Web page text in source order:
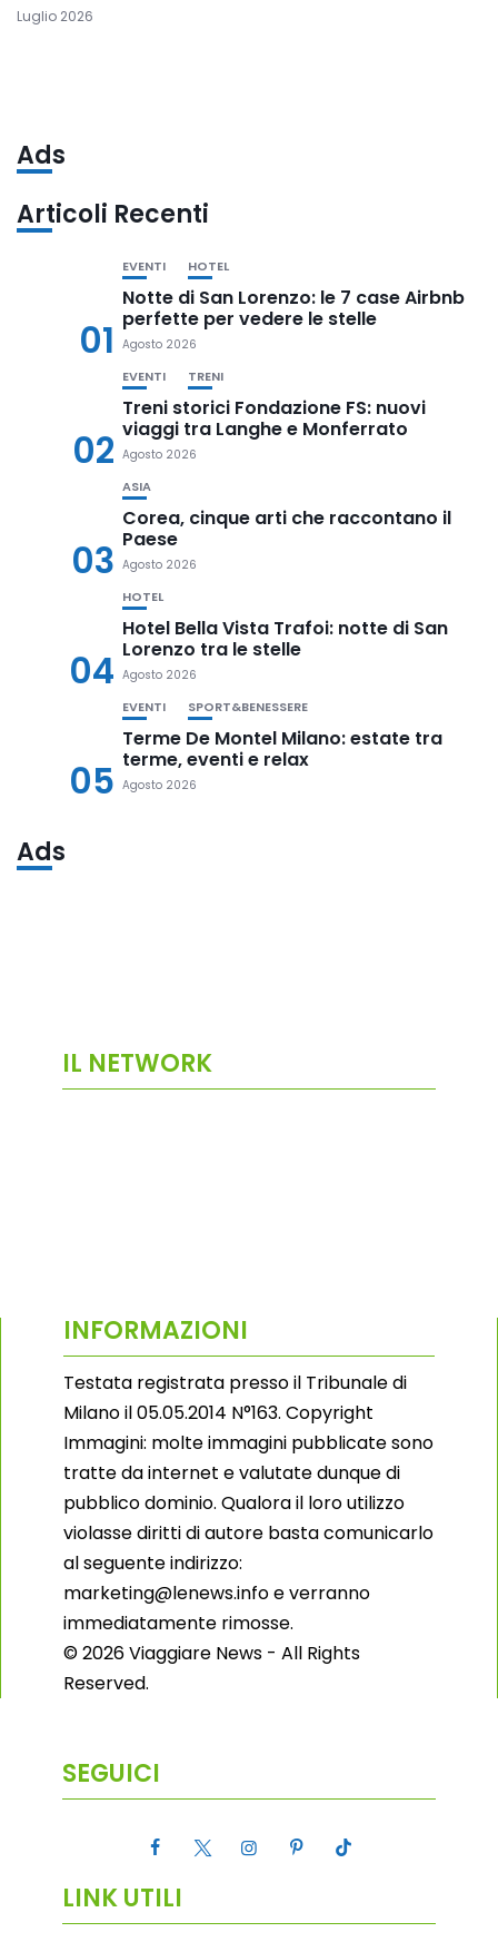
Luglio 2026
Ads
Articoli Recenti
01
EVENTI HOTEL
Notte di San Lorenzo: le 7 case Airbnb
perfette per vedere le stelle
Agosto 2026
02
EVENTI TRENI
Treni storici Fondazione FS: nuovi
viaggi tra Langhe e Monferrato
Agosto 2026
03
ASIA
Corea, cinque arti che raccontano il
Paese
Agosto 2026
04
HOTEL
Hotel Bella Vista Trafoi: notte di San
Lorenzo tra le stelle
Agosto 2026
05
EVENTI SPORT&BENESSERE
Terme De Montel Milano: estate tra
terme, eventi e relax
Agosto 2026
Ads
IL NETWORK
INFORMAZIONI
Testata registrata presso il Tribunale di
Milano il 05.05.2014 N°163. Copyright
Immagini: molte immagini pubblicate sono
tratte da internet e valutate dunque di
pubblico dominio. Qualora il loro utilizzo
violasse diritti di autore basta comunicarlo
al seguente indirizzo:
marketing@lenews.info e verranno
immediatamente rimosse.
© 2026 Viaggiare News - All Rights
Reserved.
SEGUICI
LINK UTILI